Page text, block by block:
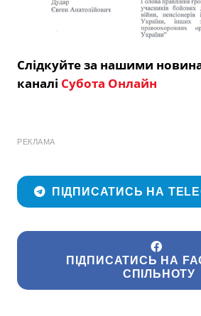
Слідкуйте за нашими
каналі Субота Онлайн
РЕКЛАМА
ПІДПИСАТИСЬ НА
ПІДПИСАТИСЬ НА
СПІЛЬНОТУ